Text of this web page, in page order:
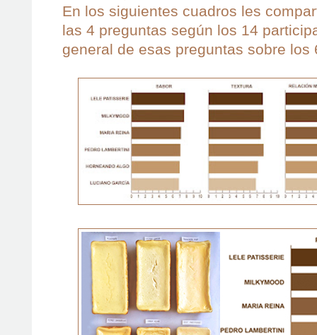
En los siguientes cuadros les
las 4 preguntas según los 14
general de esas preguntas sobre los